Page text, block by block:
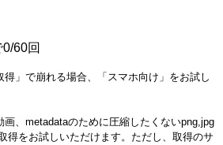
60回
」で崩れる場合、「スマホ向け」をお試し
、metadataのために圧縮したくないpng,jpg
得をお試しいただけます。ただし、取得のサ